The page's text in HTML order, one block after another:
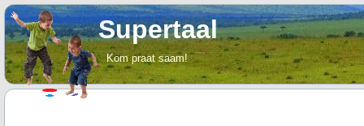
Supertaal
Kom praat saam!